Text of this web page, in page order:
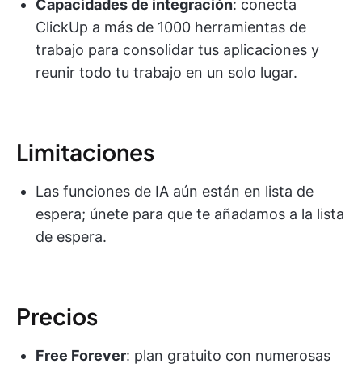
Capacidades de integración: conecta
ClickUp a más de 1000 herramientas de
trabajo para consolidar tus aplicaciones y
reunir todo tu trabajo en un solo lugar.
Limitaciones
Las funciones de IA aún están en lista de
espera; únete para que te añadamos a la lista
de espera.
Precios
Free Forever: plan gratuito con numerosas